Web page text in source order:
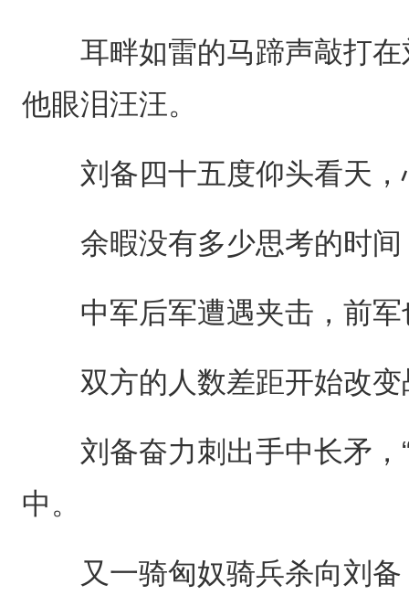
耳畔如雷的马蹄声敲打在
他眼泪汪汪。
刘备四十五度仰头看天，
余暇没有多少思考的时间
中军后军遭遇夹击，前军
双方的人数差距开始改变
刘备奋力刺出手中长矛，“
中。
又一骑匈奴骑兵杀向刘备